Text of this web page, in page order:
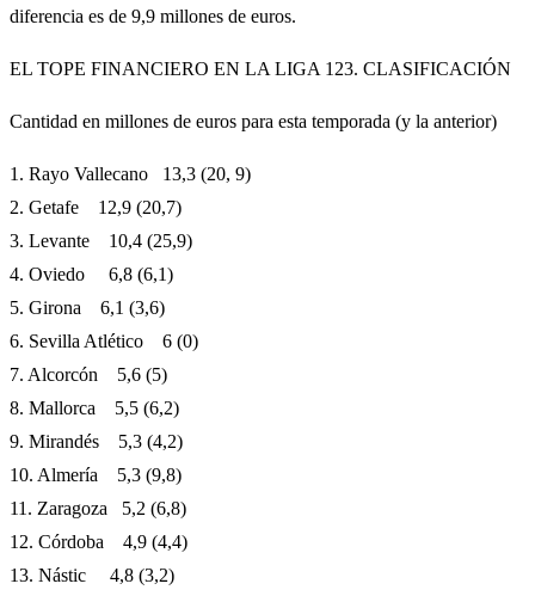
diferencia es de 9,9 millones de euros.
EL TOPE FINANCIERO EN LA LIGA 123. CLASIFICACIÓN
Cantidad en millones de euros para esta temporada (y la anterior)
1. Rayo Vallecano 13,3 (20, 9)
2. Getafe 12,9 (20,7)
3. Levante 10,4 (25,9)
4. Oviedo 6,8 (6,1)
5. Girona 6,1 (3,6)
6. Sevilla Atlético 6 (0)
7. Alcorcón 5,6 (5)
8. Mallorca 5,5 (6,2)
9. Mirandés 5,3 (4,2)
10. Almería 5,3 (9,8)
11. Zaragoza 5,2 (6,8)
12. Córdoba 4,9 (4,4)
13. Nástic 4,8 (3,2)